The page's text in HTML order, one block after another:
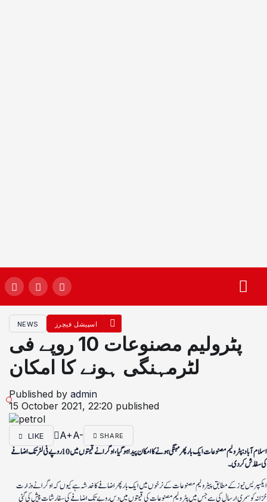
NEWS اسپیشل فیچرز
پٹرولیم مصنوعات 10 روپے فی
لٹرمہنگی ہونے کا امکان
Published by admin
15 October 2021, 22:20 published
LIKE A+A- SHARE
اسلام آباد: پٹرولیم مصنوعات ایک بار پھر مہنگی ہونے کا امکان پیدا ہوگیا، اوگرا نے قیمتوں میں 10 روپے فی لٹر تک اضافے
کی سفارش کردی۔
ایکسپریس نیوز کے مطابق پیٹرولیم مصنوعات کے نرخوں میں ایک بار پھر اضافے کا خدشہ ہے کیوں کہ اوگرا نے وزارت
خزانہ کو سمری ارسال کی ہے جس میں پٹرولیم مصنوعات کی قیمتوں میں دس روپے تک اضافے کی سفارشات پیش کی گئی